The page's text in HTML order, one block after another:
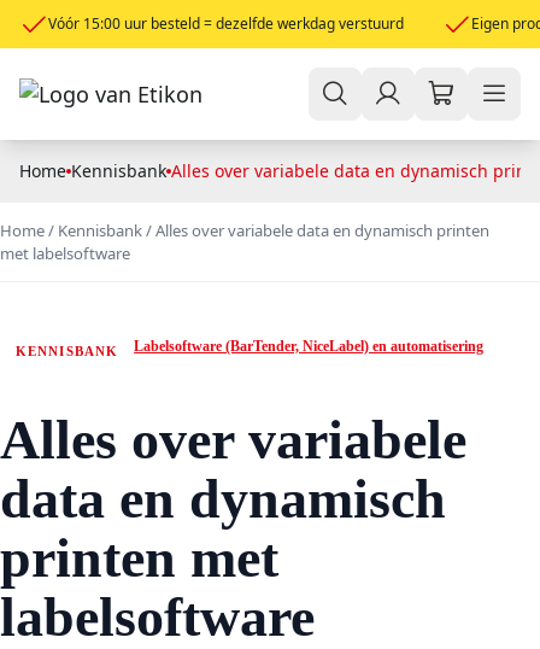
Vóór 15:00 uur besteld = dezelfde werkdag verstuurd Eigen
Home Kennisbank Alles over variabele data en dynamisch
Home/ Kennisbank/Alles over variabele data en dynamisch printen
met labelsoftware
KENNISBANK Labelsoftware (BarTender, NiceLabel) en automatisering
Alles over variabele
data en dynamisch
printen met
labelsoftware